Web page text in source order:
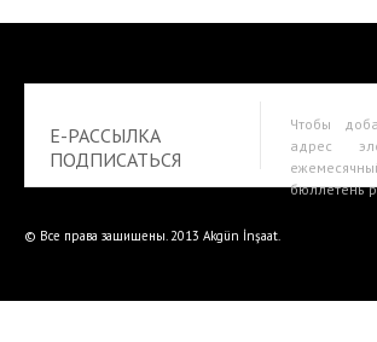
E-РАССЫЛКА
ПОДПИСАТЬСЯ
Чтобы
адрес
бюллетень
© Все права защищены. 2013 Akgün İnşaat.